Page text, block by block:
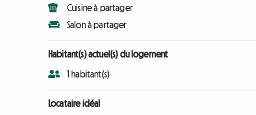
Cuisine à partager
Salon à partager
Habitant(s) actuel(s) du logement
1 habitant(s)
Locataire idéal